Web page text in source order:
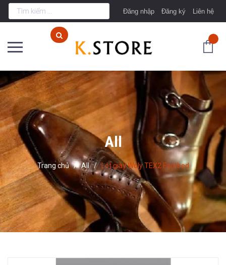
Đăng nhập Đăng ký Liên hệ
All
Trang chủ / All / Lót giày Woly TEX2 Footbed